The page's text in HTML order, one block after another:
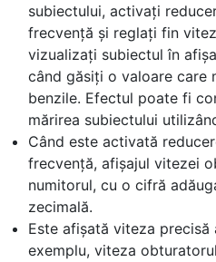
subiectului, activați
frecvență și reglați fin
vizualizați subiectul în
când găsiți o valoare care
benzile. Efectul poate fi
mărirea subiectului
Când este activată
frecvență, afișajul vitezei
numitorul, cu o cifră
zecimală.
Este afișată viteza
exemplu, viteza